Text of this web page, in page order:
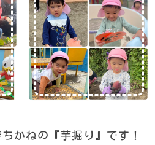
かねの『芋掘り』です！